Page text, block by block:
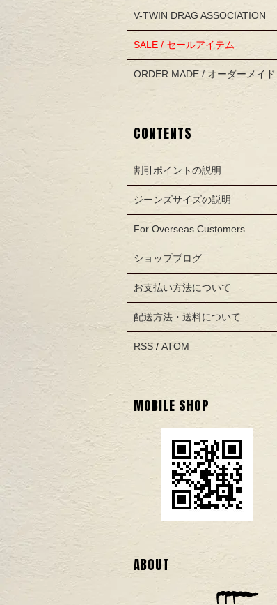
V-TWIN DRAG ASSOCIATION
SALE / セールアイテム
ORDER MADE / オーダーメイド
CONTENTS
割引ポイントの説明
ジーンズサイズの説明
For Overseas Customers
ショップブログ
お支払い方法について
配送方法・送料について
RSS / ATOM
MOBILE SHOP
ABOUT